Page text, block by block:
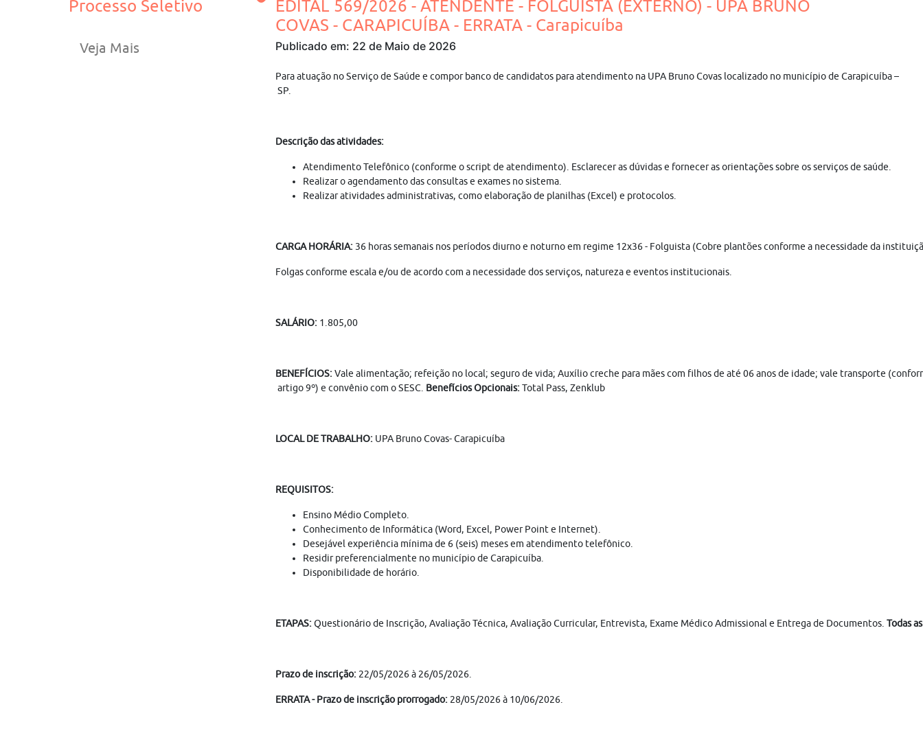
Processo Seletivo
Veja Mais
EDITAL 569/2026 - ATENDENTE - FOLGUISTA (EXTERNO) - UPA BRUNO
COVAS - CARAPICUÍBA - ERRATA - Carapicuíba
Publicado em: 22 de Maio de 2026
Para atuação no Serviço de Saúde e compor banco de candidatos para atendimento na UPA Bruno Covas localizado no município de Carapicuíba –
SP.
Descrição das atividades:
Atendimento Telefônico (conforme o script de atendimento). Esclarecer as dúvidas e fornecer as orientações sobre os serviços de saúde.
Realizar o agendamento das consultas e exames no sistema.
Realizar atividades administrativas, como elaboração de planilhas (Excel) e protocolos.
CARGA HORÁRIA: 36 horas semanais nos períodos diurno e noturno em regime 12x36 - Folguista (Cobre plantões conforme a necessidade da
Folgas conforme escala e/ou de acordo com a necessidade dos serviços, natureza e eventos institucionais.
SALÁRIO:1.805,00
BENEFÍCIOS:Vale alimentação; refeição no local; seguro de vida; Auxílio creche para mães com filhos de até 06 anos de idade; vale transporte
artigo 9º) e convênio com o SESC. Benefícios Opcionais:Total Pass, Zenklub
LOCAL DE TRABALHO: UPA Bruno Covas- Carapicuíba
REQUISITOS:
Ensino Médio Completo.
Conhecimento de Informática (Word, Excel, Power Point e Internet).
Desejável experiência mínima de 6 (seis) meses em atendimento telefônico.
Residir preferencialmente no município de Carapicuíba.
Disponibilidade de horário.
ETAPAS:Questionário de Inscrição, Avaliação Técnica, Avaliação Curricular, Entrevista, Exame Médico Admissional e Entrega de Documentos. Todas
Prazo de inscrição: 22/05/2026 à 26/05/2026.
ERRATA - Prazo de inscrição prorrogado: 28/05/2026 à 10/06/2026.